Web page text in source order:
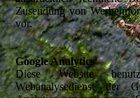
Zusendung von
vor.
Google Analytics
Diese Website
Webanalysedienst der